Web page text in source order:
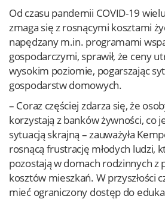
Od czasu pandemii COVID-19
zmaga się z rosnącymi kosztami
napędzany m.in. programami
gospodarczymi, sprawił, że ceny
wysokim poziomie, pogarszając
gospodarstw domowych.
– Coraz częściej zdarza się, że
korzystają z banków żywności, co
sytuacją skrajną – zauważyła
rosnącą frustrację młodych ludzi,
pozostają w domach rodzinnych z
kosztów mieszkań. W przyszłości
mieć ograniczony dostęp do